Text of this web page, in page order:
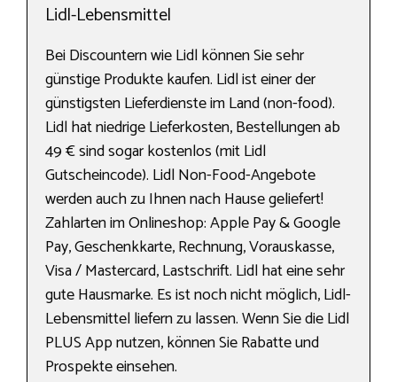
Lidl-Lebensmittel
Bei Discountern wie Lidl können Sie sehr
günstige Produkte kaufen. Lidl ist einer der
günstigsten Lieferdienste im Land (non-food).
Lidl hat niedrige Lieferkosten, Bestellungen ab
49 € sind sogar kostenlos (mit Lidl
Gutscheincode). Lidl Non-Food-Angebote
werden auch zu Ihnen nach Hause geliefert!
Zahlarten im Onlineshop: Apple Pay & Google
Pay, Geschenkkarte, Rechnung, Vorauskasse,
Visa / Mastercard, Lastschrift. Lidl hat eine sehr
gute Hausmarke. Es ist noch nicht möglich, Lidl-
Lebensmittel liefern zu lassen. Wenn Sie die Lidl
PLUS App nutzen, können Sie Rabatte und
Prospekte einsehen.